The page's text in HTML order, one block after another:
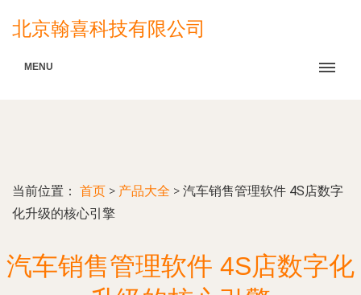
北京翰喜科技有限公司
MENU
当前位置： 首页 > 产品大全 > 汽车销售管理软件 4S店数字
化升级的核心引擎
汽车销售管理软件 4S店数字化